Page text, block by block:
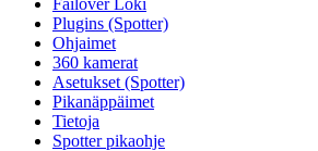
Failover Loki
Plugins (Spotter)
Ohjaimet
360 kamerat
Asetukset (Spotter)
Pikanäppäimet
Tietoja
Spotter pikaohje